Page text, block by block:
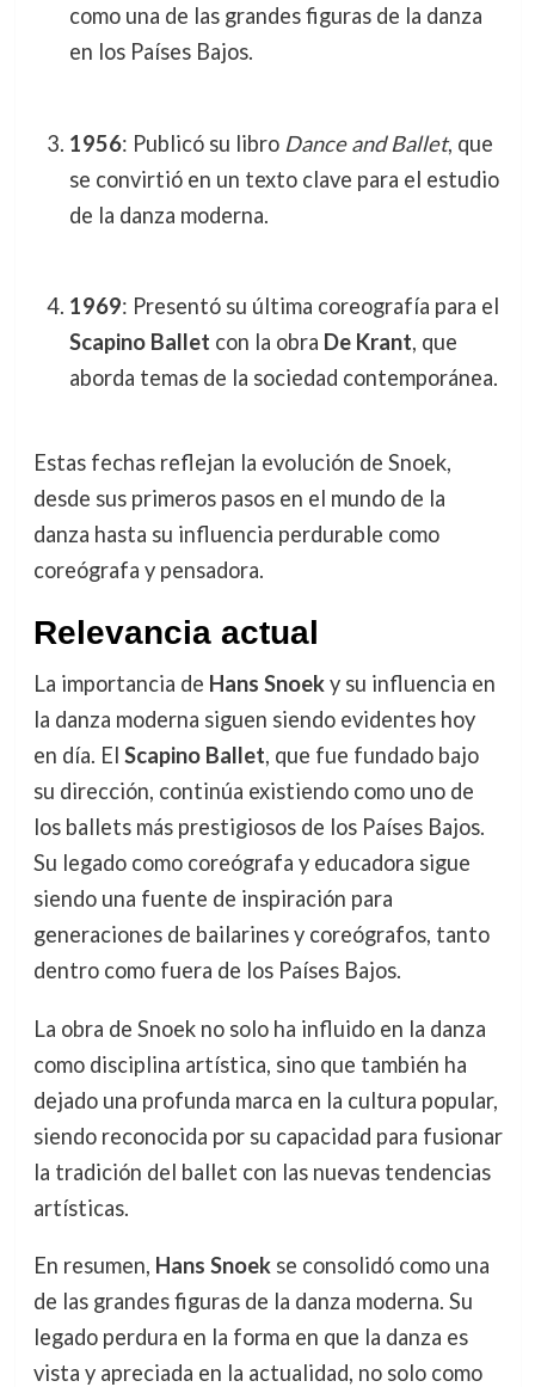
como una de las grandes figuras de la danza
en los Países Bajos.
1956: Publicó su libro Dance and Ballet, que
se convirtió en un texto clave para el estudio
de la danza moderna.
1969: Presentó su última coreografía para el
Scapino Ballet con la obra De Krant, que
aborda temas de la sociedad contemporánea.
Estas fechas reflejan la evolución de Snoek,
desde sus primeros pasos en el mundo de la
danza hasta su influencia perdurable como
coreógrafa y pensadora.
Relevancia actual
La importancia de Hans Snoeky su influencia en
la danza moderna siguen siendo evidentes hoy
en día. El Scapino Ballet, que fue fundado bajo
su dirección, continúa existiendo como uno de
los ballets más prestigiosos de los Países Bajos.
Su legado como coreógrafa y educadora sigue
siendo una fuente de inspiración para
generaciones de bailarines y coreógrafos, tanto
dentro como fuera de los Países Bajos.
La obra de Snoek no solo ha influido en la danza
como disciplina artística, sino que también ha
dejado una profunda marca en la cultura popular,
siendo reconocida por su capacidad para fusionar
la tradición del ballet con las nuevas tendencias
artísticas.
En resumen, Hans Snoekse consolidó como una
de las grandes figuras de la danza moderna. Su
legado perdura en la forma en que la danza es
vista y apreciada en la actualidad, no solo como